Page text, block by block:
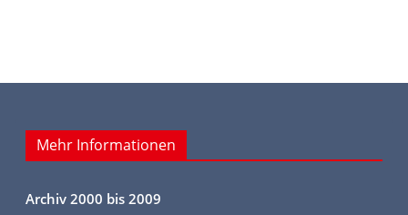
Mehr Informationen
Archiv 2000 bis 2009